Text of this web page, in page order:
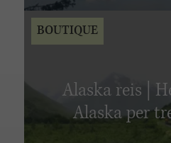
Alaska reis |
Alaska per
BOUTIQUE